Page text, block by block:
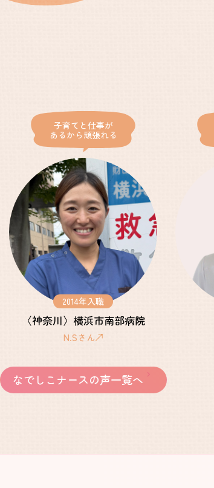
子育てと仕事が
あるから頑張れる
2014年入職
〈神奈川〉横浜市南部病院
N.Sさん
なでしこナースの声一覧へ